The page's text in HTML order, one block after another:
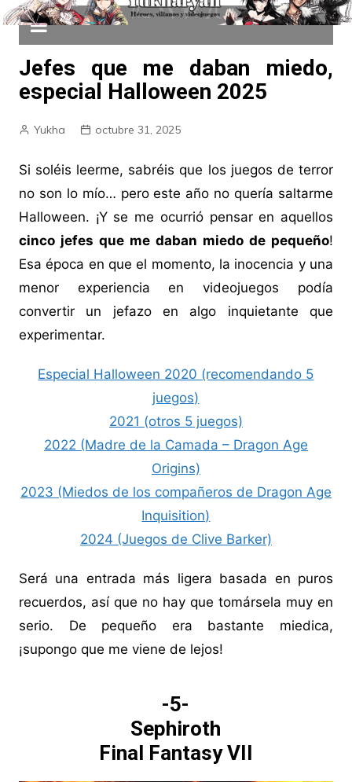
Jefes que me daban miedo,
especial Halloween 2025
Yukha octubre 31, 2025
Si soléis leerme, sabréis que los juegos de terror
no son lo mío… pero este año no quería saltarme
Halloween. ¡Y se me ocurrió pensar en aquellos
cinco jefes que me daban miedo de pequeño!
Esa época en que el momento, la inocencia y una
menor experiencia en videojuegos podía
convertir un jefazo en algo inquietante que
experimentar.
Especial Halloween 2020 (recomendando 5
juegos)
2021 (otros 5 juegos)
2022 (Madre de la Camada – Dragon Age
Origins)
2023 (Miedos de los compañeros de Dragon Age
Inquisition)
2024 (Juegos de Clive Barker)
Será una entrada más ligera basada en puros
recuerdos, así que no hay que tomársela muy en
serio. De pequeño era bastante miedica,
¡supongo que me viene de lejos!
-5-
Sephiroth
Final Fantasy VII